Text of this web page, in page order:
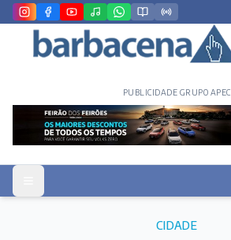
PUBLICIDADE GRUPO APEC
CIDADE